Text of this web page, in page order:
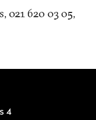
021 620 03 05,
4